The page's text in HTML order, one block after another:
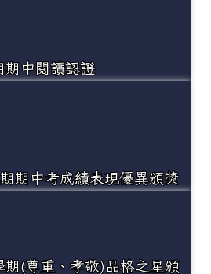
期中閱讀認證
期中考成績表現優異頒獎
(尊重、孝敬)品格之星頒